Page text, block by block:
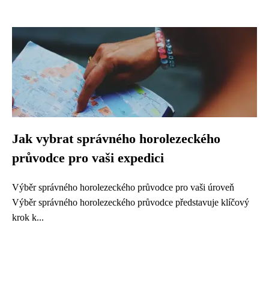
Jak vybrat správného horolezeckého
průvodce pro vaši expedici
Výběr správného horolezeckého průvodce pro vaši úroveň
Výběr správného horolezeckého průvodce představuje klíčový
krok k...